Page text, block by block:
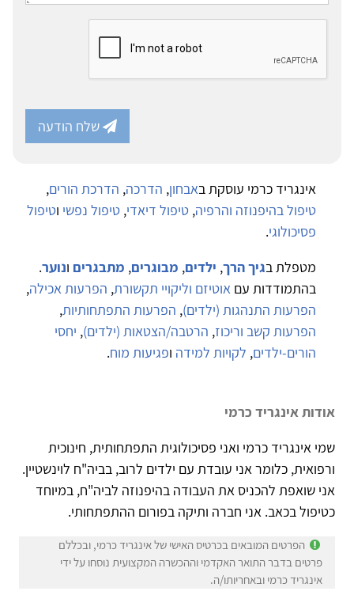
שלח הודעה
אינגריד כרמי עוסקת באבחון, הדרכה, הדרכת הורים,
טיפול בהיפנוזה והרפיה, טיפול דיאדי, טיפול נפשי וטיפול
פסיכולוגי.
מטפלת בגיך הרך, ילדים, מבוגרים, מתבגרים ונוער.
בהתמודדות עם אוטיזם וליקויי תקשורת, הפרעות אכילה,
הפרעות התנהגות (ילדים), הפרעות התפתחותיות,
הפרעות קשב וריכוז, הרטבה/הצטאות (ילדים), יחסי
הורים-ילדים, לקויות למידה ופגיעות מוח.
אודות אינגריד כרמי
שמי אינגריד כרמי ואני פסיכולוגית התפתחותית, חינוכית
ורפואית, כלומר אני עובדת עם ילדים לרוב, בביה"ח לוינשטיין.
אני שואפת להכניס את העבודה בהיפנוזה לביה"ח, במיוחד
כטיפול בכאב. אני חברה ותיקה בפורום ההתפתחותי.
הפרטים המובאים בכרטיס האישי של אינגריד כרמי, ובכללם
פרטים בדבר התואר האקדמי וההכשרה המקצועית נוסחו על ידי
אינגריד כרמי ובאחריותו/ה.